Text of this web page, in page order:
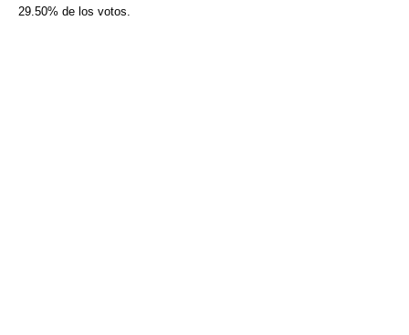
29.50% de los votos.